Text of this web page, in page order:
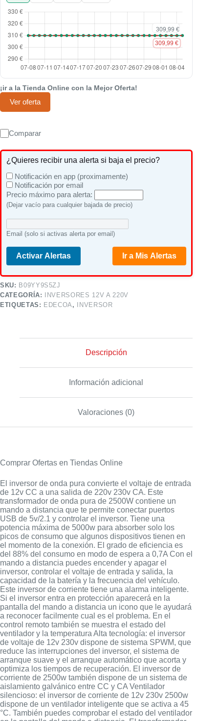
¡ir a la Tienda Online con la Mejor Oferta!
Ver oferta
Comparar
¿Quieres recibir una alerta si baja el precio?
Notificación en app (proximamente)
Notificación por email
Precio máximo para alerta:
(Dejar vacío para cualquier bajada de precio)
Email (solo si activas alerta por email)
Activar Alertas Ir a Mis Alertas
SKU: B09YY9S5ZJ
CATEGORÍA: INVERSORES 12V A 220V
ETIQUETAS: EDECOA , INVERSOR
Descripción
Información adicional
Valoraciones (0)
Comprar Ofertas en Tiendas Online
El inversor de onda pura convierte el voltaje de entrada
de 12v CC a una salida de 220v 230v CA. Este
transformador de onda pura de 2500W contiene un
mando a distancia que te permite conectar puertos
USB de 5v/2.1 y controlar el inversor. Tiene una
potencia máxima de 5000w para absorber solo los
picos de consumo que algunos dispositivos tienen en
el momento de la conexión. El grado de eficiencia es
del 88% del consumo en modo de espera a 0,7A Con el
mando a distancia puedes encender y apagar el
inversor, controlar el voltaje de entrada y salida, la
capacidad de la batería y la frecuencia del vehículo.
Este inversor de corriente tiene una alarma inteligente.
Si el inversor entra en protección aparecerá en la
pantalla del mando a distancia un icono que le ayudará
a reconocer facilmente cual es el problema. En el
control remoto también se muestra el estado del
ventilador y la temperatura Alta tecnología: el inversor
de voltaje de 12v 230v dispone de sistema SPWM, que
reduce las interrupciones del inversor, el sistema de
arranque suave y el arranque automático que acorta y
optimiza los tiempos de recuperación. El inversor de
corriente de 2500w también dispone de un sistema de
aislamiento galvánico entre CC y CA Ventilador
silencioso: el inversor de corriente de 12v 230v 2500w
dispone de un ventilador inteligente que se activa a 45
°C. También puedes comprobar el estado del ventilador